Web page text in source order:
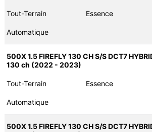
Tout-Terrain Essence
Automatique
500X 1.5 FIREFLY 130 CH S/S DCT7
130 ch (2022 - 2023)
Tout-Terrain Essence
Automatique
500X 1.5 FIREFLY 130 CH S/S DCT7